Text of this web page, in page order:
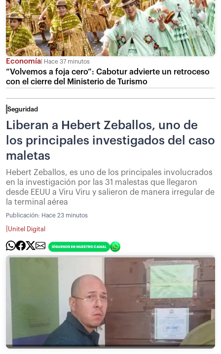
Economía Hace 37 minutos
“Volvemos a foja cero”: Cabotur advierte un retroceso
con el cierre del Ministerio de Turismo
Seguridad
Liberan a Hebert Zeballos, uno de
los principales investigados del caso
maletas
Hebert Zeballos, es uno de los principales involucrados
en la investigación por las 31 malestas que llegaron
desde EEUU a Viru Viru y salieron de manera irregular de
la terminal aérea
Publicación: Hace 23 minutos
Unitel Digital